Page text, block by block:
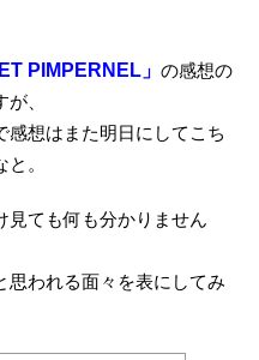
PIMPERNEL」 の感想の
、
感想はまた明日にしてこち
。
見ても何も分かりません
思われる面々を表にしてみ